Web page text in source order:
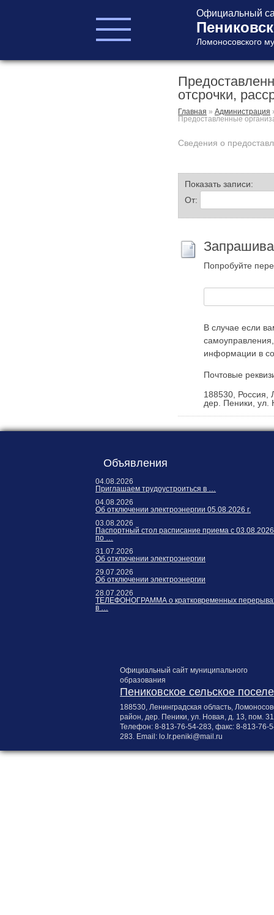
Официальный
Ломоносовского
Россия, Ленинградская
отсрочки,
Главная » Администрация
Предоставленные
Сведения о
Показать записи:
От:
Попробуйте
В случае если
информации в
Почтовые
188530, Россия,
дер. Пеники, ул.
Объявления
04.08.2026
Приглашаем трудоустроиться в …
04.08.2026
Об отключении электроэнергии 05.08.2026 г.
03.08.2026
Паспортный стол расписание приема с 03.08.2026
по …
31.07.2026
Об отключении электроэнергии
29.07.2026
Об отключении электроэнергии
28.07.2026
ТЕЛЕФОНОГРАММА о кратковременных
в …
Официальный сайт муниципального
образования
Пениковское сельское
188530, Ленинградская область,
район, дер. Пеники, ул. Новая, д. 13, пом. 31
Телефон: 8-813-76-54-283, факс: 8-813-76-
283. Email: lo.lr.peniki@mail.ru